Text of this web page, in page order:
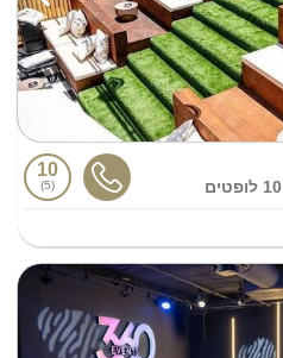
10 לופטים
10
5